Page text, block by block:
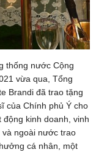
thống nước Cộng
vừa qua, Tổng
Brandi đã trao tặng
của Chính phủ Ý cho
kinh doanh, vinh
ngoài nước trao
cá nhân, một